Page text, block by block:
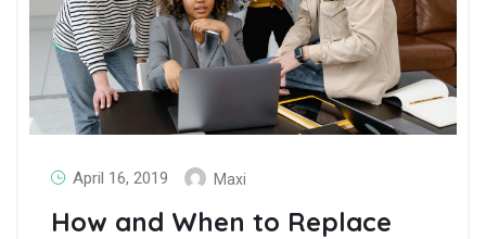
April 16, 2019 Maxi
How and When to Replace